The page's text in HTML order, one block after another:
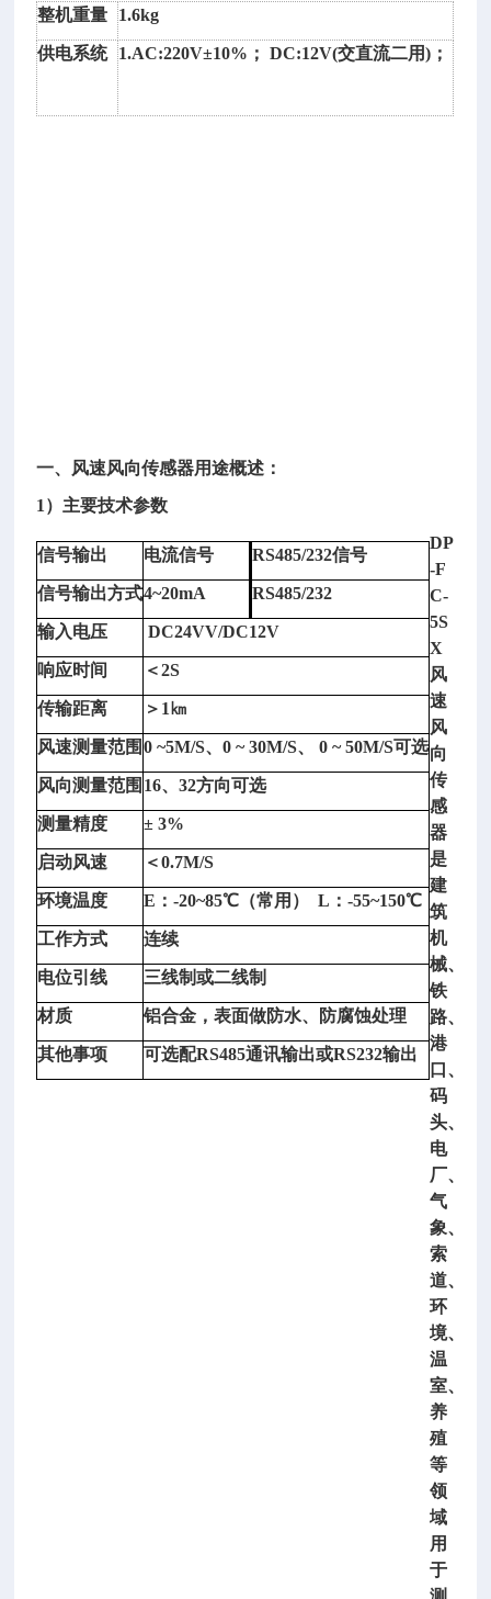
整机重量 1.6kg
供电系统 1.AC:220V±10%； DC:12V(交直流二用)；
一、风速风向传感器用途概述：
1）主要技术参数
信号输出 电流信号 RS485/232信号
信号输出方式4~20mA RS485/232
输入电压 DC24VV/DC12V
响应时间 ＜2S
传输距离 ＞ 1㎞
风速测量范围 0 ~5M/S、0 ~ 30M/S、 0 ~ 50M/S可选
风向测量范围 16、32方向可选
测量精度 ± 3%
启动风速 ＜0.7M/S
环境温度 E：-20~85℃（常用） L：-55~150℃
工作方式 连续
电位引线 三线制或二线制
材质 铝合金，表面做防水、防腐蚀处理
其他事项 可选配RS485通讯输出或RS232输出
DP
-F
C-
5S
X
风
速
风
向
传
感
器
是
建
筑
机
械、
铁
路、
港
口、
码
头、
电
厂、
气
象、
索
道、
环
境、
温
室、
养
殖
等
领
域
用
于